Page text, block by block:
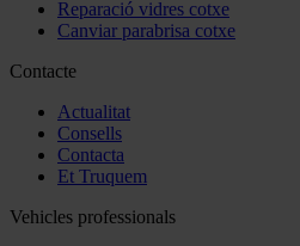
Reparació vidres cotxe
Canviar parabrisa cotxe
Contacte
Actualitat
Consells
Contacta
Et Truquem
Vehicles professionals